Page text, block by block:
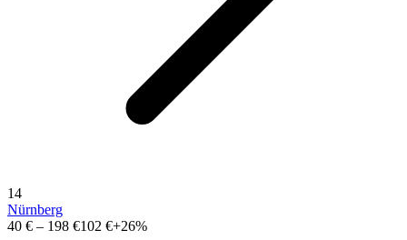
14
Nürnberg
40 € – 198 €102 €+26%